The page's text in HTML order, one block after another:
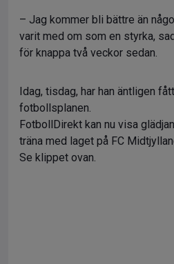
– Jag kommer bli bättre än
varit med om som en styrka,
för knappa två veckor sedan.
Idag, tisdag, har han äntligen
fotbollsplanen.
FotbollDirekt kan nu visa
träna med laget på FC
Se klippet ovan.